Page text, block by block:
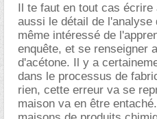
Il te faut en tout cas
aussi le détail de
même intéressé de
enquête, et se renseigner
d'acétone. Il y a
dans le processus de
rien, cette erreur va se
maison va en être